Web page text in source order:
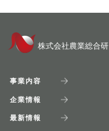
株式会社農業総合
事業内容
企業情報
最新情報